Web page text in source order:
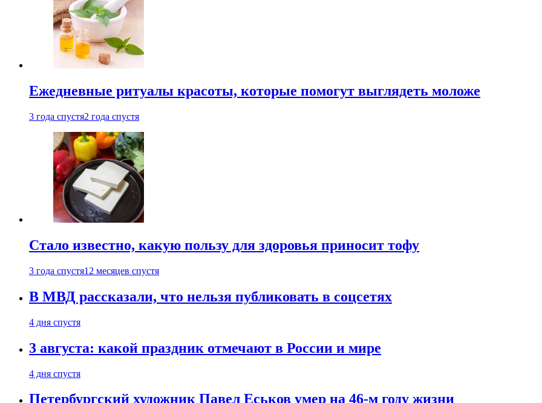
Ежедневные ритуалы красоты, которые помогут выглядеть моложе
3 года спустя2 года спустя
Стало известно, какую пользу для здоровья приносит тофу
3 года спустя12 месяцев спустя
В МВД рассказали, что нельзя публиковать в соцсетях
4 дня спустя
3 августа: какой праздник отмечают в России и мире
4 дня спустя
Петербургский художник Павел Еськов умер на 46-м году жизни